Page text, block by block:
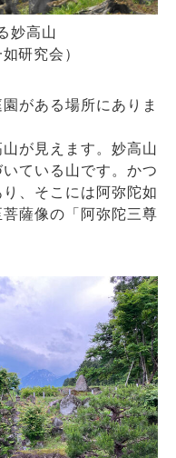
妙高山
研究会）
がある場所にありま
が見えます。妙高山
ている山です。かつ
、そこには阿弥陀如
薩像の「阿弥陀三尊